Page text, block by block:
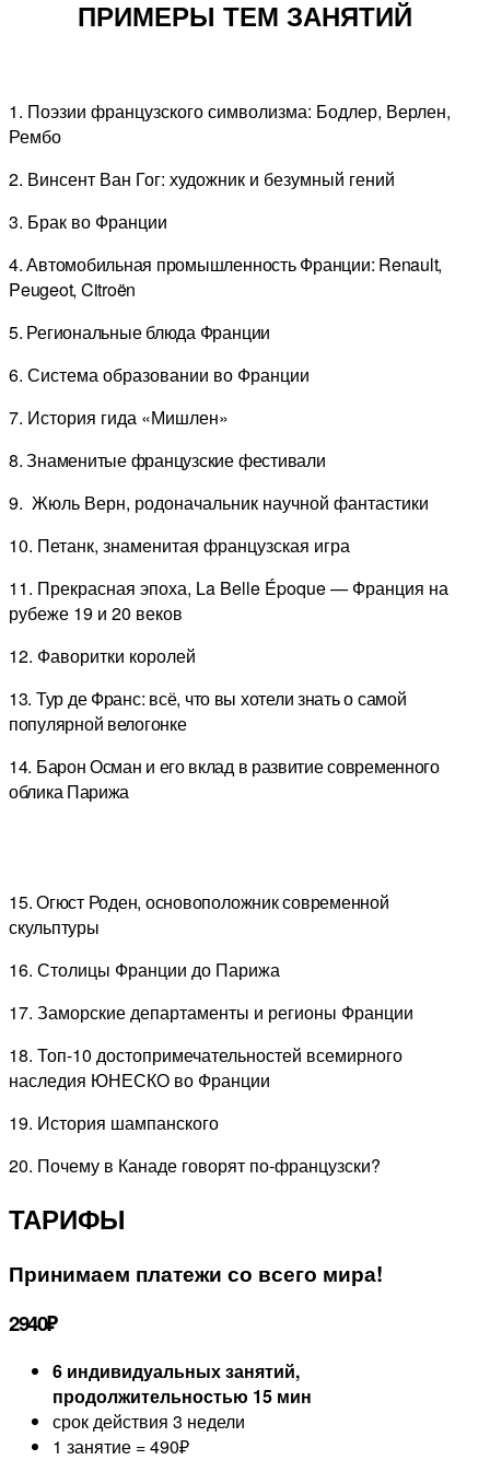
ПРИМЕРЫ ТЕМ ЗАНЯТИЙ
1. Поэзии французского символизма: Бодлер, Верлен,
Рембо
2. Винсент Ван Гог: художник и безумный гений
3. Брак во Франции
4. Автомобильная промышленность Франции: Renault,
Peugeot, Citroën
5. Региональные блюда Франции
6. Система образовании во Франции
7. История гида «Мишлен»
8. Знаменитые французские фестивали
9. Жюль Верн, родоначальник научной фантастики
10. Петанк, знаменитая французская игра
11. Прекрасная эпоха, La Belle Époque — Франция на
рубеже 19 и 20 веков
12. Фаворитки королей
13. Тур де Франс: всё, что вы хотели знать о самой
популярной велогонке
14. Барон Осман и его вклад в развитие современного
облика Парижа
15. Огюст Роден, основоположник современной
скульптуры
16. Столицы Франции до Парижа
17. Заморские департаменты и регионы Франции
18. Топ-10 достопримечательностей всемирного
наследия ЮНЕСКО во Франции
19. История шампанского
20. Почему в Канаде говорят по-французски?
ТАРИФЫ
Принимаем платежи со всего мира!
2940₽
6 индивидуальных занятий,
продолжительностью 15 мин
срок действия 3 недели
1 занятие = 490₽